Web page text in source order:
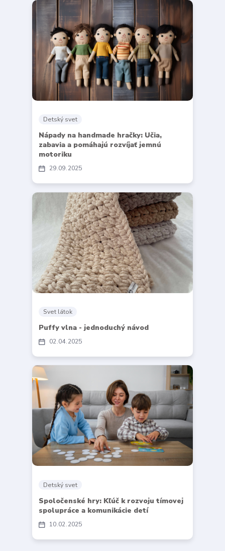
29 09 2025
Detský svet
Nápady na handmade hračky: Učia,
zabavia a pomáhajú rozvíjať jemnú
motoriku
02 04 2025
Svet látok
Puffy vlna - jednoduchý návod
10 02 2025
Detský svet
Spoločenské hry: Kľúč k rozvoju tímovej
spolupráce a komunikácie detí